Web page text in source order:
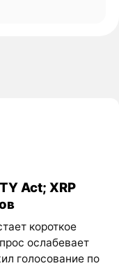
Act; XRP
короткое
ослабевает
голосование по